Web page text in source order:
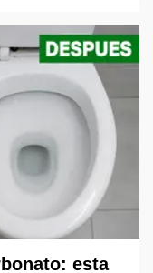
esta